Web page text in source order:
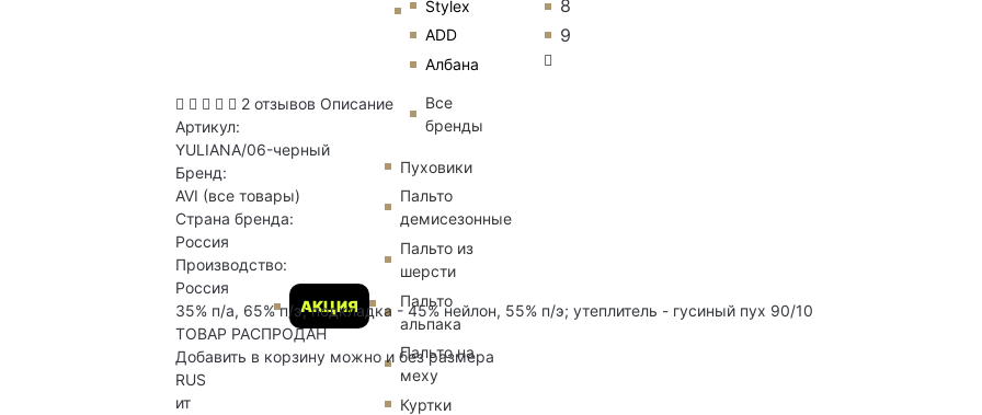
Stylex
ADD
Албана
Все
бренды
АКЦИЯ
Пуховики
Пальто
демисезонные
Пальто из
шерсти
Пальто
альпака
Пальто на
меху
Куртки
8
9
2 отзывов Описание
Артикул:
YULIANA/06-черный
Бренд:
AVI (все товары)
Страна бренда:
Россия
Производство:
Россия
35% п/а, 65% п/э; подкладка - 45% нейлон, 55% п/э; утеплитель - гусиный пух 90/10
ТОВАР РАСПРОДАН
Добавить в корзину можно и без размера
RUS
ит